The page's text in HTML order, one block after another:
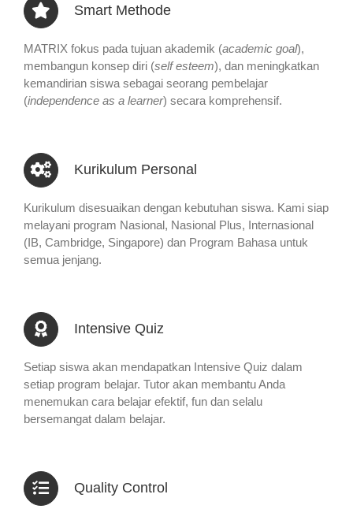
Smart Methode
MATRIX fokus pada tujuan akademik (academic goal),
membangun konsep diri (self esteem), dan meningkatkan
kemandirian siswa sebagai seorang pembelajar
(independence as a learner) secara komprehensif.
Kurikulum Personal
Kurikulum disesuaikan dengan kebutuhan siswa. Kami siap
melayani program Nasional, Nasional Plus, Internasional
(IB, Cambridge, Singapore) dan Program Bahasa untuk
semua jenjang.
Intensive Quiz
Setiap siswa akan mendapatkan Intensive Quiz dalam
setiap program belajar. Tutor akan membantu Anda
menemukan cara belajar efektif, fun dan selalu
bersemangat dalam belajar.
Quality Control